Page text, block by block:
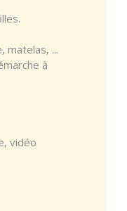
matelas, ...
à
vidéo